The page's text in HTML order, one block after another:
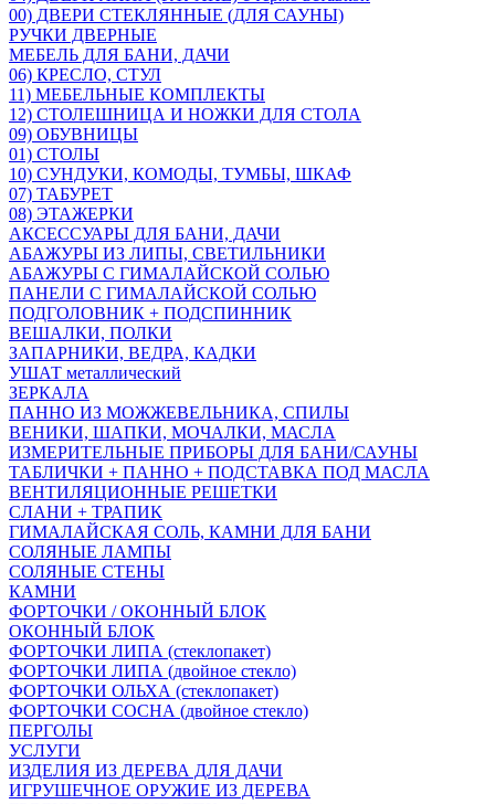
00) ДВЕРИ СТЕКЛЯННЫЕ (ДЛЯ САУНЫ)
РУЧКИ ДВЕРНЫЕ
МЕБЕЛЬ ДЛЯ БАНИ, ДАЧИ
06) КРЕСЛО, СТУЛ
11) МЕБЕЛЬНЫЕ КОМПЛЕКТЫ
12) СТОЛЕШНИЦА И НОЖКИ ДЛЯ СТОЛА
09) ОБУВНИЦЫ
01) СТОЛЫ
10) СУНДУКИ, КОМОДЫ, ТУМБЫ, ШКАФ
07) ТАБУРЕТ
08) ЭТАЖЕРКИ
АКСЕССУАРЫ ДЛЯ БАНИ, ДАЧИ
АБАЖУРЫ ИЗ ЛИПЫ, СВЕТИЛЬНИКИ
АБАЖУРЫ С ГИМАЛАЙСКОЙ СОЛЬЮ
ПАНЕЛИ С ГИМАЛАЙСКОЙ СОЛЬЮ
ПОДГОЛОВНИК + ПОДСПИННИК
ВЕШАЛКИ, ПОЛКИ
ЗАПАРНИКИ, ВЕДРА, КАДКИ
УШАТ металлический
ЗЕРКАЛА
ПАННО ИЗ МОЖЖЕВЕЛЬНИКА, СПИЛЫ
ВЕНИКИ, ШАПКИ, МОЧАЛКИ, МАСЛА
ИЗМЕРИТЕЛЬНЫЕ ПРИБОРЫ ДЛЯ БАНИ/САУНЫ
ТАБЛИЧКИ + ПАННО + ПОДСТАВКА ПОД МАСЛА
ВЕНТИЛЯЦИОННЫЕ РЕШЕТКИ
СЛАНИ + ТРАПИК
ГИМАЛАЙСКАЯ СОЛЬ, КАМНИ ДЛЯ БАНИ
СОЛЯНЫЕ ЛАМПЫ
СОЛЯНЫЕ СТЕНЫ
КАМНИ
ФОРТОЧКИ / ОКОННЫЙ БЛОК
ОКОННЫЙ БЛОК
ФОРТОЧКИ ЛИПА (стеклопакет)
ФОРТОЧКИ ЛИПА (двойное стекло)
ФОРТОЧКИ ОЛЬХА (стеклопакет)
ФОРТОЧКИ СОСНА (двойное стекло)
ПЕРГОЛЫ
УСЛУГИ
ИЗДЕЛИЯ ИЗ ДЕРЕВА ДЛЯ ДАЧИ
ИГРУШЕЧНОЕ ОРУЖИЕ ИЗ ДЕРЕВА